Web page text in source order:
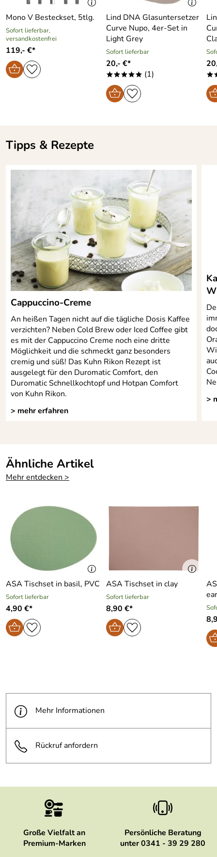
Mono V Besteckset, 5tlg.
Sofort lieferbar,
versandkostenfrei
119,- €*
Lind DNA Glasuntersetzer
Curve Nupo, 4er-Set in
Light Grey
Sofort lieferbar
20,- €*
***** (1)
Tipps & Rezepte
Cappuccino-Creme
An heißen Tagen nicht auf die tägliche Dosis Kaffee
verzichten? Neben Cold Brew oder Iced Coffee gibt
es mit der Cappuccino Creme noch eine dritte
Möglichkeit und die schmeckt ganz besonders
cremig und süß! Das Kuhn Rikon Rezept ist
ausgelegt für den Duromatic Comfort, den
Duromatic Schnellkochtopf und Hotpan Comfort
von Kuhn Rikon.
> mehr erfahren
>
Ähnliche Artikel
Mehr entdecken >
ASA Tischset in basil, PVC
Sofort lieferbar
4,90 €*
ASA Tischset in clay
Sofort lieferbar
8,90 €*
Mehr Informationen
Rückruf anfordern
Große Vielfalt an
Premium-Marken
Persönliche Beratung
unter 0341 - 39 29 280